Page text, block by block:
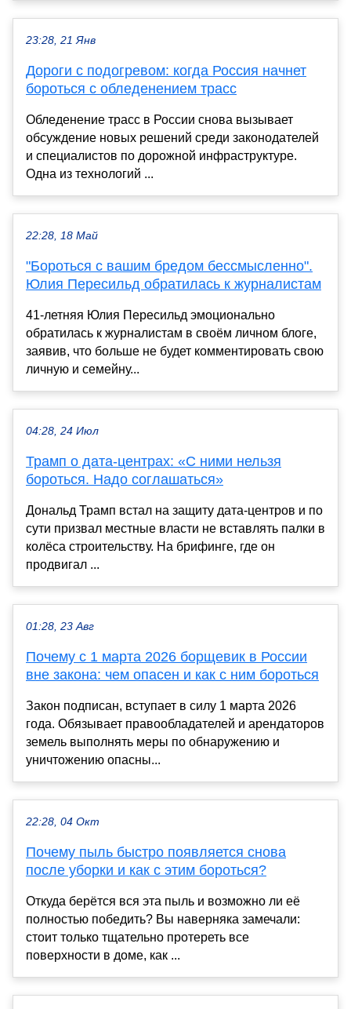
23:28, 21 Янв
Дороги с подогревом: когда Россия начнет
бороться с обледенением трасс
Обледенение трасс в России снова вызывает
обсуждение новых решений среди законодателей
и специалистов по дорожной инфраструктуре.
Одна из технологий ...
22:28, 18 Май
"Бороться с вашим бредом бессмысленно".
Юлия Пересильд обратилась к журналистам
41-летняя Юлия Пересильд эмоционально
обратилась к журналистам в своём личном блоге,
заявив, что больше не будет комментировать свою
личную и семейну...
04:28, 24 Июл
Трамп о дата-центрах: «С ними нельзя
бороться. Надо соглашаться»
Дональд Трамп встал на защиту дата-центров и по
сути призвал местные власти не вставлять палки в
колёса строительству. На брифинге, где он
продвигал ...
01:28, 23 Авг
Почему с 1 марта 2026 борщевик в России
вне закона: чем опасен и как с ним бороться
Закон подписан, вступает в силу 1 марта 2026
года. Обязывает правообладателей и арендаторов
земель выполнять меры по обнаружению и
уничтожению опасны...
22:28, 04 Окт
Почему пыль быстро появляется снова
после уборки и как с этим бороться?
Откуда берётся вся эта пыль и возможно ли её
полностью победить? Вы наверняка замечали:
стоит только тщательно протереть все
поверхности в доме, как ...